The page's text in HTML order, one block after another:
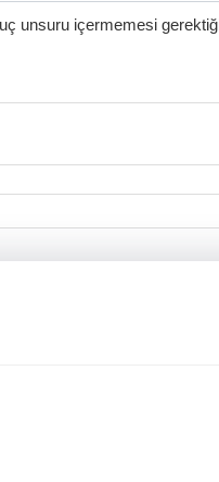
unsuru içermemesi